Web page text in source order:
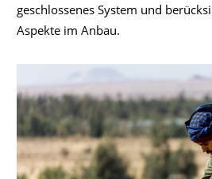
geschlossenes System und
Aspekte im Anbau.